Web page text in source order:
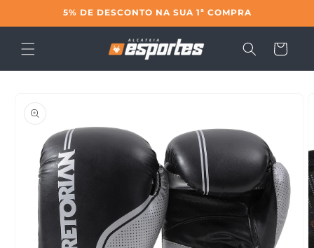
conteúdo
5% DE DESCONTO NA SUA 1ª COMPRA
Carrinho
informações